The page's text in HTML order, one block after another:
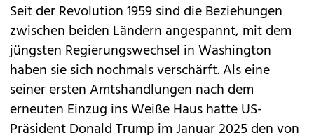
Seit der Revolution 1959 sind die Beziehungen
zwischen beiden Ländern angespannt, mit dem
jüngsten Regierungswechsel in Washington
haben sie sich nochmals verschärft. Als eine
seiner ersten Amtshandlungen nach dem
erneuten Einzug ins Weiße Haus hatte US-
Präsident Donald Trump im Januar 2025 den von